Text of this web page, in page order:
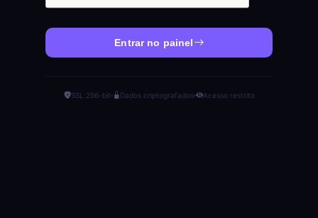
Entrar no painel
SSL 256-bit Dados criptografados Acesso restrito